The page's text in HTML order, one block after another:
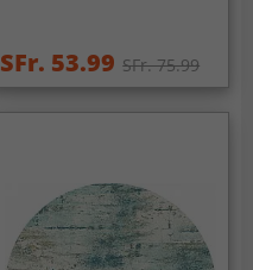
SFr. 53.99 SFr. 75.99